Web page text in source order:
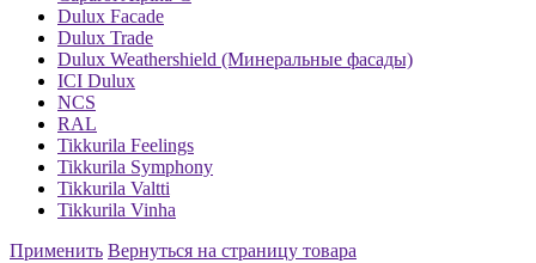
Dulux Facade
Dulux Trade
Dulux Weathershield (Минеральные фасады)
ICI Dulux
NCS
RAL
Tikkurila Feelings
Tikkurila Symphony
Tikkurila Valtti
Tikkurila Vinha
Применить Вернуться на страницу товара